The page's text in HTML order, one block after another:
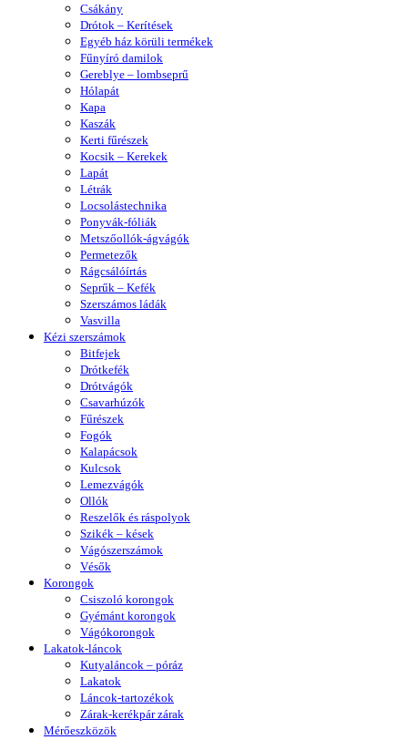
Csákány
Drótok – Kerítések
Egyéb ház körüli termékek
Fűnyíró damilok
Gereblye – lombseprű
Hólapát
Kapa
Kaszák
Kerti fűrészek
Kocsik – Kerekek
Lapát
Létrák
Locsolástechnika
Ponyvák-fóliák
Metszőollók-ágvágók
Permetezők
Rágcsálóírtás
Seprűk – Kefék
Szerszámos ládák
Vasvilla
Kézi szerszámok
Bitfejek
Drótkefék
Drótvágók
Csavarhúzók
Fűrészek
Fogók
Kalapácsok
Kulcsok
Lemezvágók
Ollók
Reszelők és ráspolyok
Szikék – kések
Vágószerszámok
Vésők
Korongok
Csiszoló korongok
Gyémánt korongok
Vágókorongok
Lakatok-láncok
Kutyaláncok – póráz
Lakatok
Láncok-tartozékok
Zárak-kerékpár zárak
Mérőeszközök